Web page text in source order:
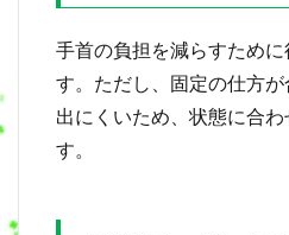
手首の負担を減らすため
す。ただし、固定の仕方
出にくいため、状態に合
す。